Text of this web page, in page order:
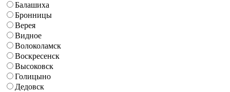
Балашиха
Бронницы
Верея
Видное
Волоколамск
Воскресенск
Высоковск
Голицыно
Дедовск